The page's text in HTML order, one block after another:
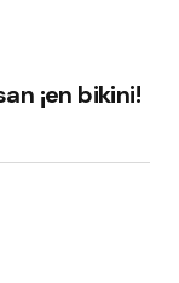
¡en bikini!